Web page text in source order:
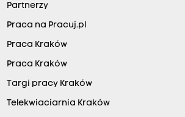
Partnerzy
Praca na Pracuj.pl
Praca Kraków
Praca Kraków
Targi pracy Kraków
Telekwiaciarnia Kraków